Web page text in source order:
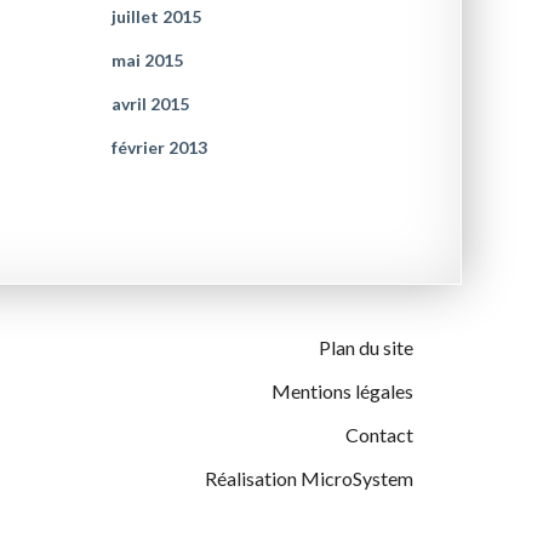
juillet 2015
mai 2015
avril 2015
février 2013
Plan du site
Mentions légales
Contact
Réalisation MicroSystem